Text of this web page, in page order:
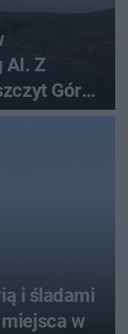
AI. Z
Gór
i śladami
w